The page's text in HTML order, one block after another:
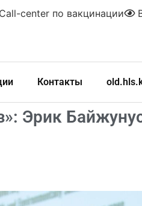
center по вакцинации
Контакты
Эрик